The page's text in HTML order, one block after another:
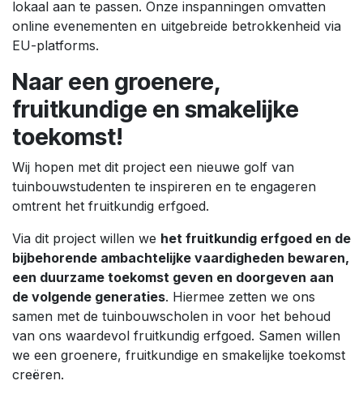
lokaal aan te passen. Onze inspanningen omvatten
online evenementen en uitgebreide betrokkenheid via
EU-platforms.
Naar een groenere,
fruitkundige en smakelijke
toekomst!
Wij hopen met dit project een nieuwe golf van
tuinbouwstudenten te inspireren en te engageren
omtrent het fruitkundig erfgoed.
Via dit project willen we het fruitkundig erfgoed en de
bijbehorende ambachtelijke vaardigheden bewaren,
een duurzame toekomst geven en doorgeven aan
de volgende generaties. Hiermee zetten we ons
samen met de tuinbouwscholen in voor het behoud
van ons waardevol fruitkundig erfgoed. Samen willen
we een groenere, fruitkundige en smakelijke toekomst
creëren.